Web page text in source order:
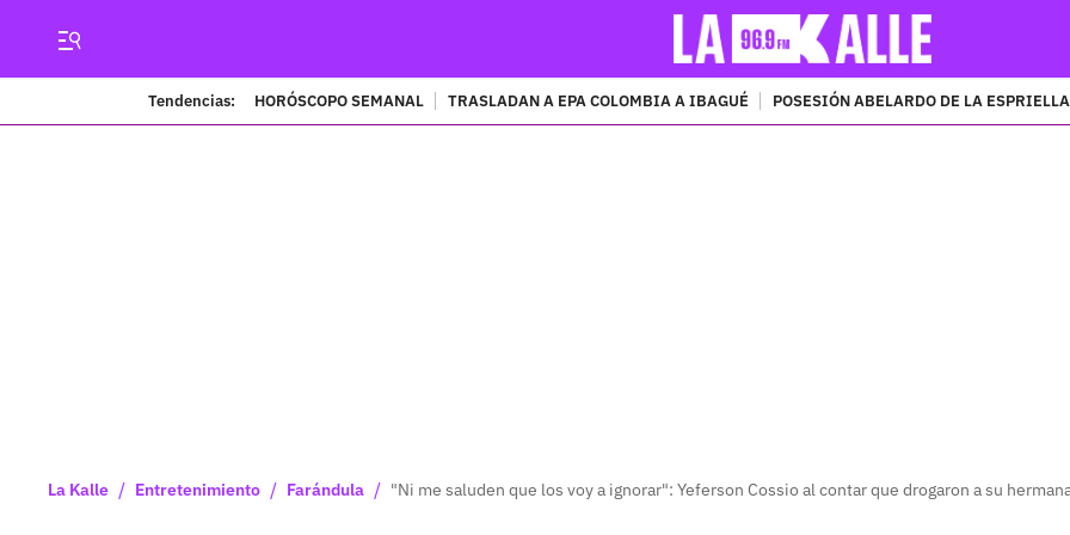
Tendencias: HORÓSCOPO SEMANAL TRASLADAN A EPA COLOMBIA A IBAGUÉ POSESIÓN ABELARDO DE LA ESPRIELLA
La Kalle / Entretenimiento / Farándula / "Ni me saluden que los voy a ignorar": Yeferson Cossio al contar que drogaron a su